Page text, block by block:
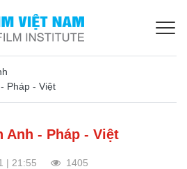
Pháp - Việt
Anh - Pháp - Việt
| 21:55 1405